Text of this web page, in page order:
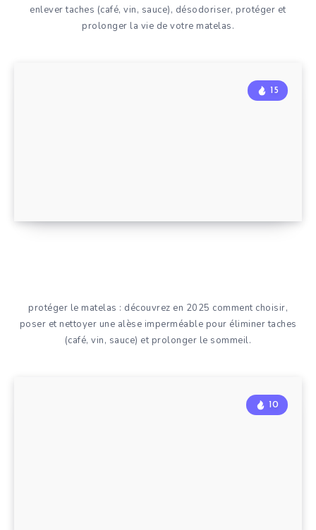
enlever taches (café, vin, sauce), désodoriser, protéger et
prolonger la vie de votre matelas.
15
protéger le matelas : découvrez en 2025 comment choisir,
poser et nettoyer une alèse imperméable pour éliminer taches
(café, vin, sauce) et prolonger le sommeil.
10